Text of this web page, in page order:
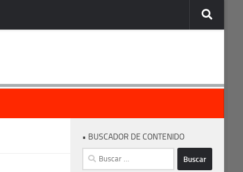
• BUSCADOR DE CONTENIDO
Buscar: